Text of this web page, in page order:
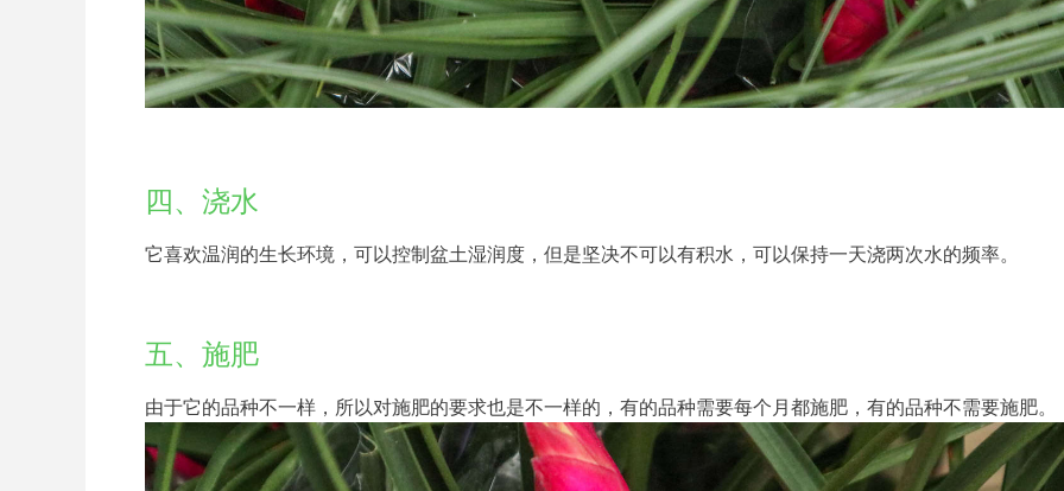
四、浇水
它喜欢温润的生长环境，可以控制盆土湿润度，但是坚决不可以有积水，可以保持一天浇两次水的频率。
五、施肥
由于它的品种不一样，所以对施肥的要求也是不一样的，有的品种需要每个月都施肥，有的品种不需要施肥。